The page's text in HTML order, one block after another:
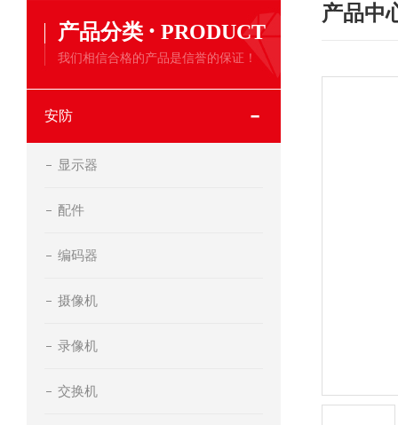
产品分类 · PRODUCT
我们相信合格的产品是信誉的保证！
安防
显示器
配件
编码器
摄像机
录像机
交换机
产品中